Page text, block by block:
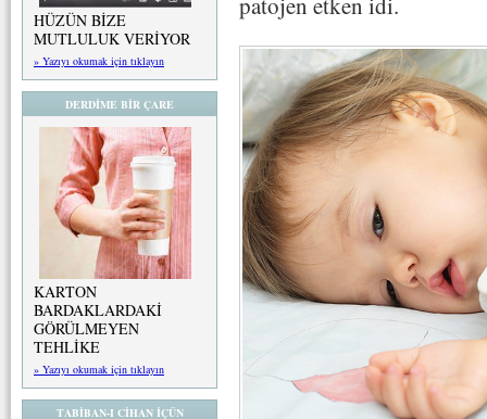
HÜZÜN BİZE
MUTLULUK VERİYOR
» Yazıyı okumak için tıklayın
DERDİME BİR ÇARE
KARTON
BARDAKLARDAKİ
GÖRÜLMEYEN
TEHLİKE
» Yazıyı okumak için tıklayın
TABİBAN-I CİHAN İÇÜN